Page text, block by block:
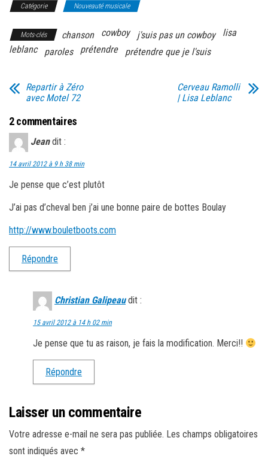
Catégorie Nouveauté musicale
Mots-clés chanson cowboy j'suis pas un cowboy
lisa
leblanc
paroles prétendre prétendre que je l'suis
Repartir à Zéro
avec Motel 72
Cerveau Ramolli
| Lisa Leblanc
2 commentaires
Jean dit :
14 avril 2012 à 9 h 38 min
Je pense que c’est plutôt
J’ai pas d’cheval ben j’ai une bonne paire de bottes Boulay
http://www.bouletboots.com
Répondre
Christian Galipeau dit :
15 avril 2012 à 14 h 02 min
Je pense que tu as raison, je fais la modification. Merci!!
Répondre
Laisser un commentaire
Votre adresse e-mail ne sera pas publiée. Les champs obligatoires
sont indiqués avec *